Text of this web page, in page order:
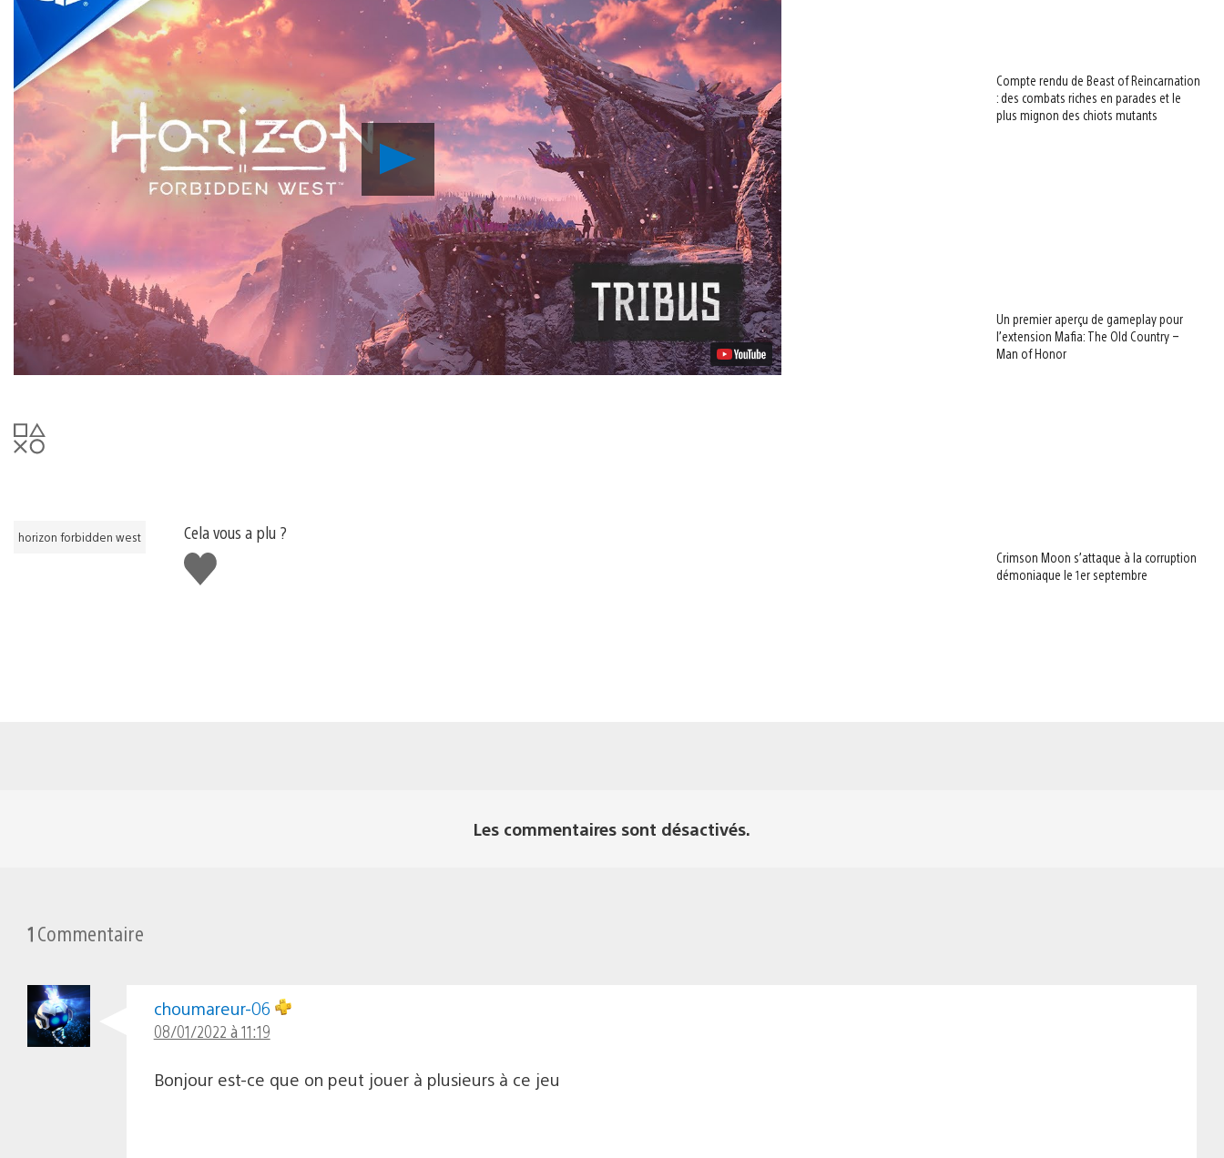
Lancer
la
vidéo
horizon forbidden west
Cela vous a plu ?
J'aime
Compte rendu de Beast of Reincarnation
: des combats riches en parades et le
plus mignon des chiots mutants
Un premier aperçu de gameplay pour
l’extension Mafia: The Old Country –
Man of Honor
Crimson Moon s’attaque à la corruption
démoniaque le 1er septembre
Les commentaires sont désactivés.
1 Commentaire
choumareur-06
08/01/2022 à 11:19
Bonjour est-ce que on peut jouer à plusieurs à ce jeu